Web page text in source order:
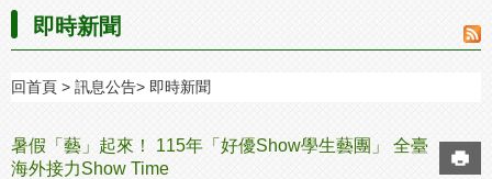
即時新聞
回首頁 訊息公告 即時新聞
暑假「藝」起來！ 115年「好優Show學生藝團」 全臺
海外接力Show Time